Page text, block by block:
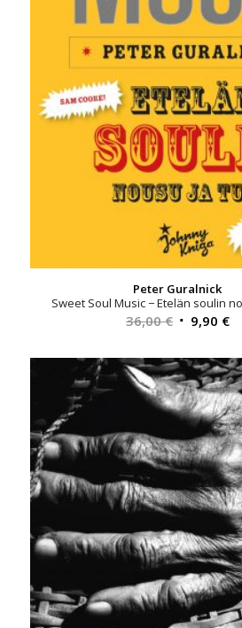
Peter Guralnick
Sweet Soul Music − Etelän soulin
36,00€
oli:
36,00 €.
9,90 €